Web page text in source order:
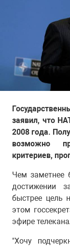
заявил, что
2008 года.
возможно
критериев,
Чем заметнее
достижении
быстрее цель
этом
эфире
"Хочу